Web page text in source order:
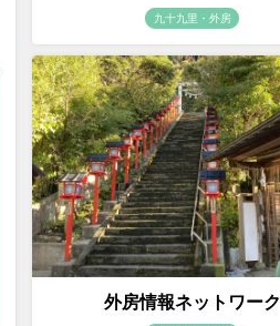
九十九里・外房
外房情報ネットワーク